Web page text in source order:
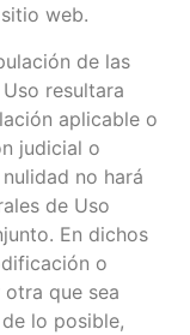
web.
de las
resultara
aplicable o
judicial o
no hará
de Uso
En dichos
o
que sea
lo posible,